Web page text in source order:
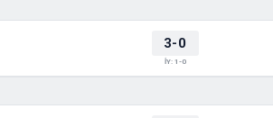
3-0
İY: 1-0